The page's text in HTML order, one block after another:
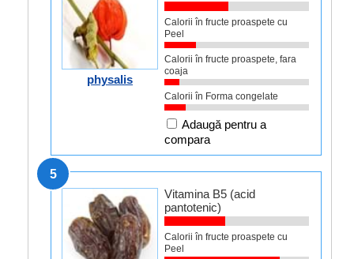
physalis
Calorii în fructe proaspete cu
Peel
Calorii în fructe proaspete, fara
coaja
Calorii în Forma congelate
Adaugă pentru a
compara
5
Vitamina B5 (acid
pantotenic)
Calorii în fructe proaspete cu
Peel